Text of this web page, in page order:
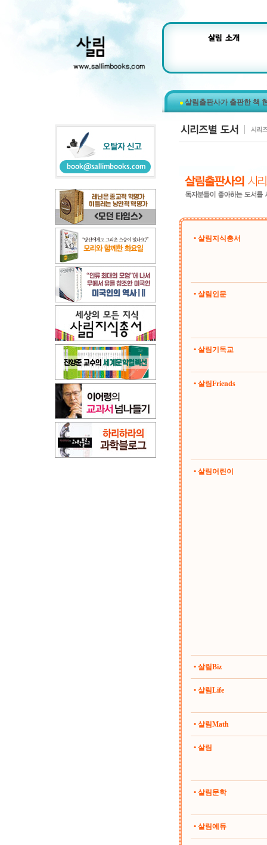
살림출판사가 출판한 책
• 살림지식총서
• 살림인문
• 살림기독교
• 살림Friends
• 살림어린이
• 살림Biz
• 살림Life
• 살림Math
• 살림
• 살림문학
• 살림에듀